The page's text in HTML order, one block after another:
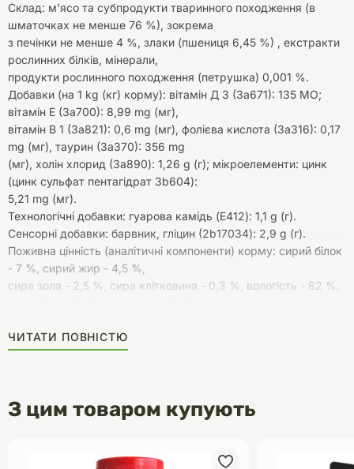
Склад: м'ясо та субпродукти тваринного походження (в
шматочках не менше 76 %), зокрема
з печінки не менше 4 %, злаки (пшениця 6,45 %) , екстракти
рослинних білків, мінерали,
продукти рослинного походження (петрушка) 0,001 %.
Добавки (на 1 kg (кг) корму): вітамін Д 3 (3а671): 135 МО;
вітамін Е (3а700): 8,99 mg (мг),
вітамін В 1 (3а821): 0,6 mg (мг), фолієва кислота (3а316): 0,17
mg (мг), таурин (3а370): 356 mg
(мг), холін хлорид (3a890): 1,26 g (г); мікроелементи: цинк
(цинк сульфат пентагідрат 3b604):
5,21 mg (мг).
Технологічні добавки: гуарова камідь (E412): 1,1 g (г).
Сенсорні добавки: барвник, гліцин (2b17034): 2,9 g (г).
Поживна цінність (аналітичні компоненти) корму: сирий білок
- 7 %, сирий жир - 4,5 %,
сира зола - 2,5 %, сира клітковина - 0,3 %, вологість - 82 %,
(кДж) (76,75 kcal (ккал)).
Термін придатності: 24 місяці з дати виробництва.
Корм у відкритому пакованні зберігати в холодильнику не
Корм необхідно вводити в раціон поступово (принаймні
ЧИТАТИ ПОВНІСТЮ
З цим товаром купують